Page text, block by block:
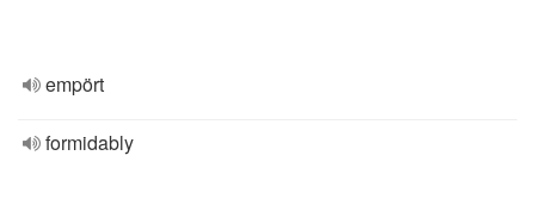
empört
formidably